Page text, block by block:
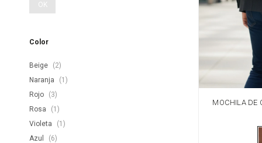
MOCHILA DE
OK
Color
Beige
(2)
Naranja
(1)
Rojo
(3)
Rosa
(1)
Violeta
(1)
Azul
(6)